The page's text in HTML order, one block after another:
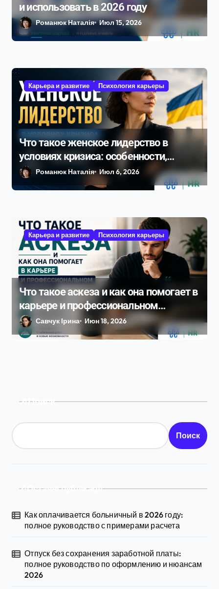
ми использовать в 2026 году
Романюк Наталія Июл 15, 2026
Карьера и развитие Психология карьеры
Что такое женское лидерство в
условиях кризиса: особенности,
преимущества и украинский опыт в
2026 году
Романюк Наталія Июл 6, 2026
Карьера и развитие Психология карьеры
Что такое аскеза и как она помогает в
карьере и профессиональном
развитии
Савчук Ірина Июн 18, 2026
Поиск
Поиск
Останні публікації
Как оплачивается больничный в 2026 году:
полное руководство с примерами расчета
Отпуск без сохранения заработной платы:
полное руководство по оформлению и нюансам
2026